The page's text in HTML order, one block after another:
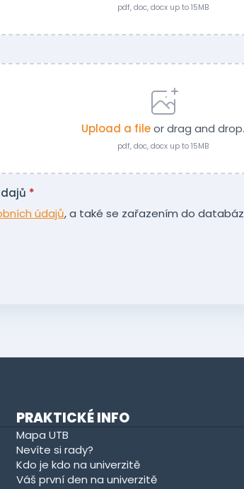
pdf, doc, docx up to 15MB
Upload a fileor drag and drop.
pdf, doc, docx up to 15MB
*
údajů, a také se zařazením do
PRAKTICKÉ INFO
Mapa UTB
Nevíte si rady?
Kdo je kdo na univerzitě
Váš první den na univerzitě